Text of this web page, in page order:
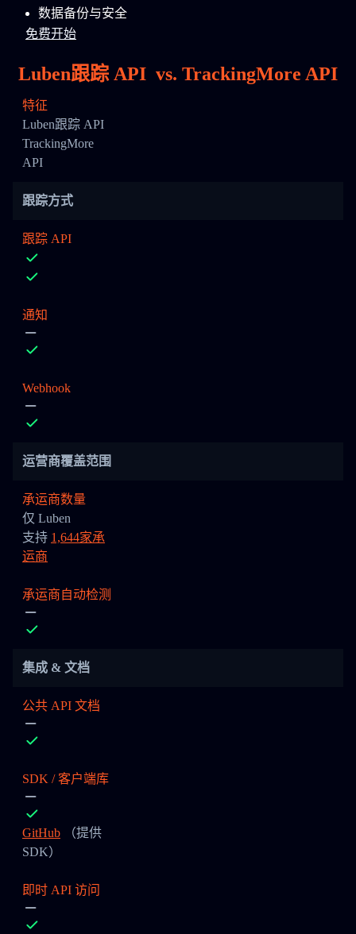
数据备份与安全
免费开始
Luben跟踪 API vs. TrackingMore API
特征
Luben跟踪 API
TrackingMore
API
跟踪方式
跟踪 API
通知
Webhook
运营商覆盖范围
承运商数量
仅 Luben
支持 1,644家承
运商
承运商自动检测
集成 & 文档
公共 API 文档
SDK / 客户端库
GitHub （提供
SDK）
即时 API 访问